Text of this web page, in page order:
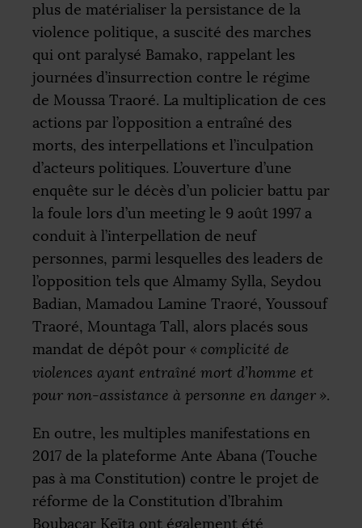
plus de matérialiser la persistance de la
violence politique, a suscité des marches
qui ont paralysé Bamako, rappelant les
journées d’insurrection contre le régime
de Moussa Traoré. La multiplication de ces
actions par l’opposition a entraîné des
morts, des interpellations et l’inculpation
d’acteurs politiques. L’ouverture d’une
enquête sur le décès d’un policier battu par
la foule lors d’un meeting le 9 août 1997 a
conduit à l’interpellation de neuf
personnes, parmi lesquelles des leaders de
l’opposition tels que Almamy Sylla, Seydou
Badian, Mamadou Lamine Traoré, Youssouf
Traoré, Mountaga Tall, alors placés sous
mandat de dépôt pour « complicité de
violences ayant entraîné mort d’homme et
pour non-assistance à personne en danger ».
En outre, les multiples manifestations en
2017 de la plateforme Ante Abana (Touche
pas à ma Constitution) contre le projet de
réforme de la Constitution d’Ibrahim
Boubacar Keïta ont également été